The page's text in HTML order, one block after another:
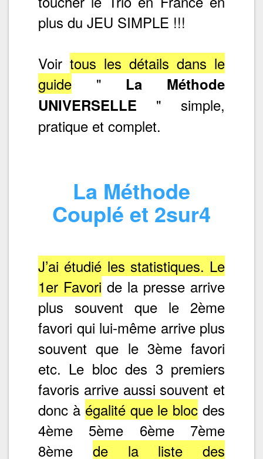
plus du JEU SIMPLE !!!
Voir tous les détails dans le
guide " La Méthode
UNIVERSELLE " simple,
pratique et complet.
La Méthode
Couplé et 2sur4
J’ai étudié les statistiques. Le
1er Favori de la presse arrive
plus souvent que le 2ème
favori qui lui-même arrive plus
souvent que le 3ème favori
etc. Le bloc des 3 premiers
favoris arrive aussi souvent et
donc à égalité que le bloc des
4ème 5ème 6ème 7ème
8ème de la liste des